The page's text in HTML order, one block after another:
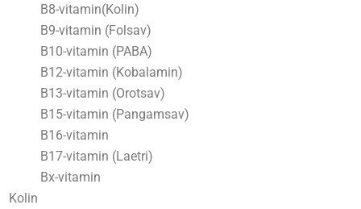
B8-vitamin(Kolin)
B9-vitamin (Folsav)
B10-vitamin (PABA)
B12-vitamin (Kobalamin)
B13-vitamin (Orotsav)
B15-vitamin (Pangamsav)
B16-vitamin
B17-vitamin (Laetri)
Bx-vitamin
Kolin